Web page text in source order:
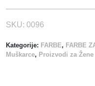
5
k
l
i
SKU: 0096
Kategorije: FARBE, FARBE
Muškarce, Proizvodi za Žene